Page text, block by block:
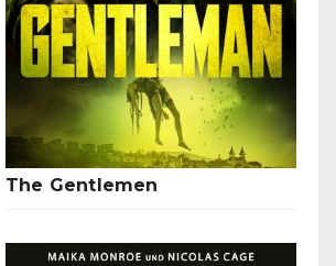
The Gentlemen